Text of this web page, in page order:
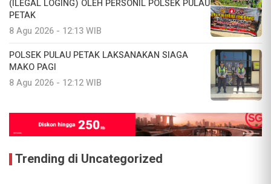
(ILEGAL LOGING) OLEH PERSONIL POLSEK PULAU
PETAK
8 Agu 2026 - 12:13 WIB
POLSEK PULAU PETAK LAKSANAKAN SIAGA
MAKO PAGI
8 Agu 2026 - 12:12 WIB
Trending di Uncategorized